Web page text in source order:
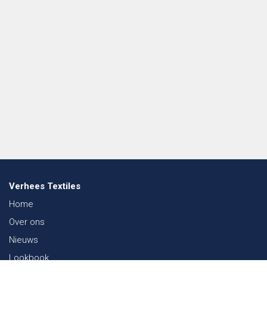
Verhees Textiles
Home
Over ons
Nieuws
Lookbook